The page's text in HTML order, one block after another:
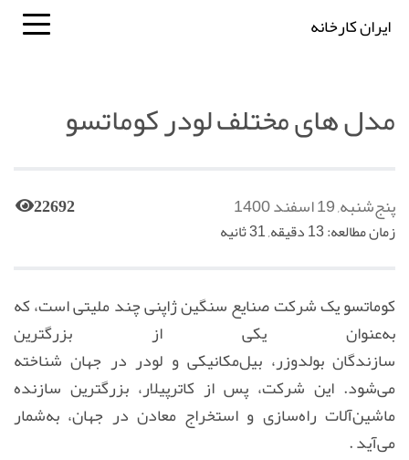
ایران کارخانه
مدل های مختلف لودر کوماتسو
پنج‌شنبه, 19 اسفند 1400 22692
زمان مطالعه: 13 دقیقه, 31 ثانیه
کوماتسو یک شرکت صنایع سنگین ژاپنی چند ملیتی است، که
به‌عنوان یکی از بزرگترین
سازندگان بولدوزر، بیل‌مکانیکی و لودر در جهان شناخته
می‌شود. این شرکت، پس از کاترپیلار، بزرگترین سازنده
ماشین‌آلات راه‌سازی و استخراج معادن در جهان، به‌شمار
می‌آید .